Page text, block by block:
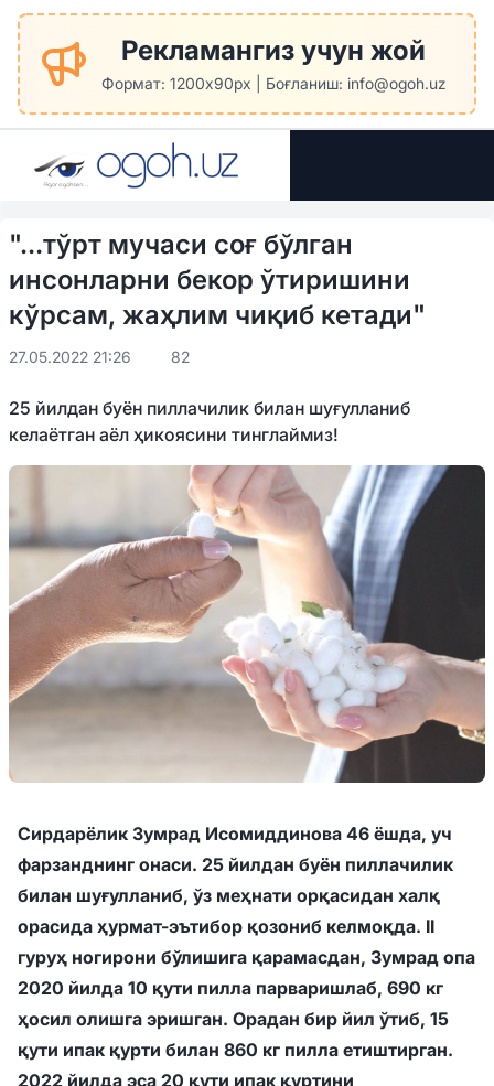
Рекламангиз учун жой
Формат: 1200x90px | Боғланиш: info@ogoh.uz
"...тўрт мучаси соғ бўлган
инсонларни бекор ўтиришини
кўрсам, жаҳлим чиқиб кетади"
27.05.2022 21:26 82
25 йилдан буён пиллачилик билан шуғулланиб
келаётган аёл ҳикоясини тинглаймиз!
Сирдарёлик Зумрад Исомиддинова 46 ёшда, уч
фарзанднинг онаси. 25 йилдан буён пиллачилик
билан шуғулланиб, ўз меҳнати орқасидан халқ
орасида ҳурмат-эътибор қозониб келмоқда. II
гуруҳ ногирони бўлишига қарамасдан, Зумрад опа
2020 йилда 10 қути пилла парваришлаб, 690 кг
ҳосил олишга эришган. Орадан бир йил ўтиб, 15
қути ипак қурти билан 860 кг пилла етиштирган.
2022 йилда эса 20 қути ипак қуртини